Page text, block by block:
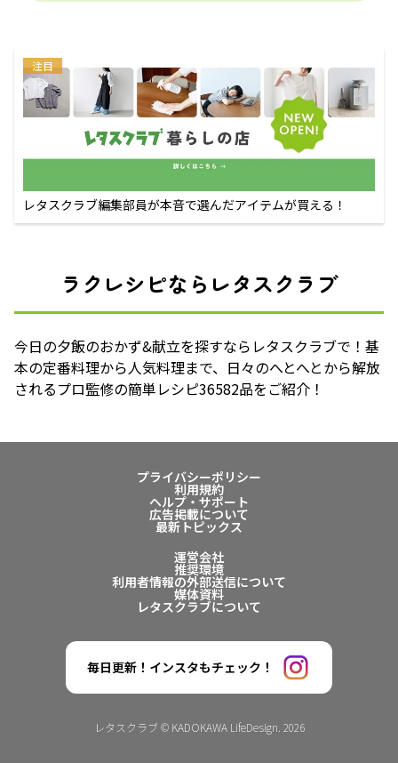
注目
レタスクラブ編集部員が本音で選んだアイテムが買える！
ラクレシピならレタスクラブ
今日の夕飯のおかず&献立を探すならレタスクラブで！基
本の定番料理から人気料理まで、日々のへとへとから解放
されるプロ監修の簡単レシピ36582品をご紹介！
プライバシーポリシー
利用規約
ヘルプ・サポート
広告掲載について
最新トピックス
運営会社
推奨環境
利用者情報の外部送信について
媒体資料
レタスクラブについて
毎日更新！インスタもチェック！
レタスクラブ © KADOKAWA LifeDesign. 2026